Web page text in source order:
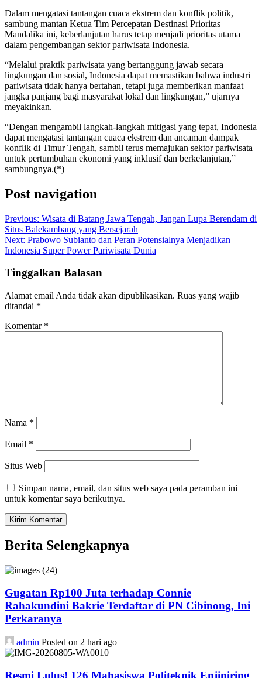
Dalam mengatasi tantangan cuaca ekstrem dan konflik politik,
sambung mantan Ketua Tim Percepatan Destinasi Prioritas
Mandalika ini, keberlanjutan harus tetap menjadi prioritas utama
dalam pengembangan sektor pariwisata Indonesia.
“Melalui praktik pariwisata yang bertanggung jawab secara
lingkungan dan sosial, Indonesia dapat memastikan bahwa industri
pariwisata tidak hanya bertahan, tetapi juga memberikan manfaat
jangka panjang bagi masyarakat lokal dan lingkungan,” ujarnya
meyakinkan.
“Dengan mengambil langkah-langkah mitigasi yang tepat, Indonesia
dapat mengatasi tantangan cuaca ekstrem dan ancaman dampak
konflik di Timur Tengah, sambil terus memajukan sektor pariwisata
untuk pertumbuhan ekonomi yang inklusif dan berkelanjutan,”
sambungnya.(*)
Post navigation
Previous: Wisata di Batang Jawa Tengah, Jangan Lupa Berendam di
Situs Balekambang yang Bersejarah
Next: Prabowo Subianto dan Peran Potensialnya Menjadikan
Indonesia Super Power Pariwisata Dunia
Tinggalkan Balasan
Alamat email Anda tidak akan dipublikasikan. Ruas yang wajib
ditandai *
Komentar *
Nama *
Email *
Situs Web
Simpan nama, email, dan situs web saya pada peramban ini
untuk komentar saya berikutnya.
Berita Selengkapnya
Gugatan Rp100 Juta terhadap Connie
Rahakundini Bakrie Terdaftar di PN Cibinong, Ini
Perkaranya
admin Posted on 2 hari ago
Resmi Lulus! 126 Mahasiswa Politeknik Enjiniring